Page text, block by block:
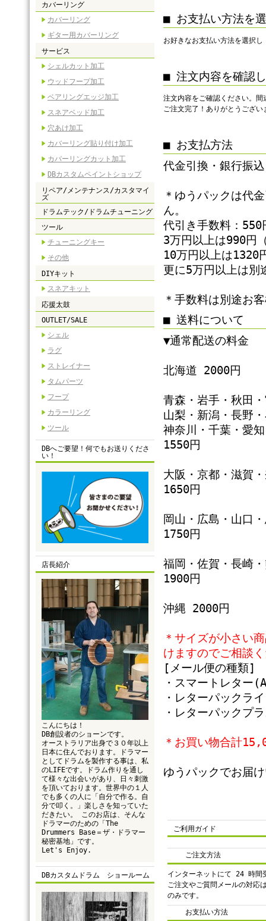
カバーリング
カバーリング
ギター用カバーリング
サービス
シェルカット加工
ウッドフープ加工
ベアリングエッジ加工
スネアベッド加工
穴あけ加工
カバーリング貼り付け加工
カバーリングカット加工
DBカスタムペイントショップ
リペア/メンテナンス/カスタマイ
ズ
ドラムテック/ドラムチューニング
ツール
チューニングキー
その他
DIYキット
スネアキット
応援太鼓
OUTLET/SALE
シェル
ラグ
ストレイナー
タムパーツ
フープ
カラーリング
ツール
DBへご要望！何でもお送りくださ
い！
店長紹介
こんにちは！
DB創設者のショーンです。
オーストラリア出身で３０年以上
日本に住んでおります。ドラマー
としてドラムを製作する事は、私
のLIFEです。ドラム作りを通し
て様々な出会いがあり、日々刺激
を頂いております。世界中の１人
でも多くの人に「自分で作る。自
分で叩く。」楽しさを知っていた
だきたい。 このお店は、そんな
ドラマーのための「The
Drummers Base＝ザ・ドラマー
秘密基地」です。
Let's Enjoy.
DBカスタムドラム ショールーム
■ お支払い方法を
お好きなお支払い方法を選択
■ 注文内容を確認
注文内容をご確認ください。
ご注文完了！ありがとうござい
■ お支払方法
代金引換・銀行振
＊ゆうパックは代
ん。
代引き手数料：
3万円以上は990円
10万円以上は1320
更に5万円以上は別
＊手数料は別途お
■ 送料について
▼通常配送の料金
北海道 2000円
青森・岩手・秋田
山梨・新潟・長野
神奈川・千葉・愛
1550円
大阪・京都・滋賀
1650円
岡山・広島・山口
1750円
福岡・佐賀・長崎
1900円
沖縄 2000円
＊サイズが小さい
けますのでご相談
[メール便の種類]
・スマートレター
・レターパックラ
・レターパックプ
＊お買い物合計
ゆうパックでお届
ご利用ガイド
ご注文方法
インターネットにて 24 時間
ご注文やご質問メールの対応
のみです。
お支払い方法